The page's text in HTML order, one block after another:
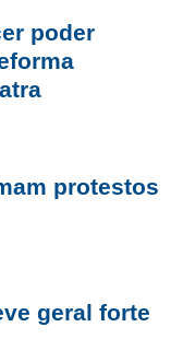
poder
protestos
geral forte